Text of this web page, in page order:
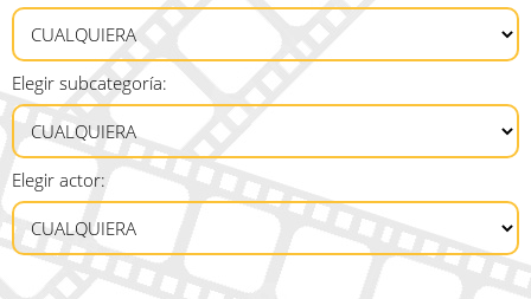
Elegir subcategoría:
Elegir actor: